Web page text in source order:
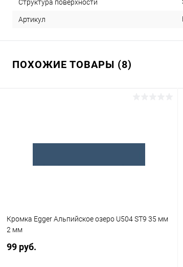
Структура поверхности
Артикул
ПОХОЖИЕ ТОВАРЫ (8)
Кромка Egger Альпийское озеро U504 ST9 35 мм
2 мм
99 руб.